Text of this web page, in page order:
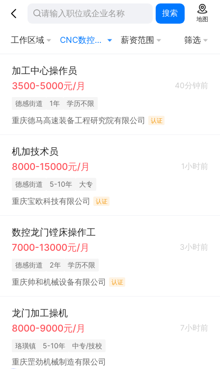
搜索
地图
工作区域 CNC数控操机/编程 薪资范围 筛选
加工中心操作员
3500-5000元/月
40分钟前
德感街道 1年 学历不限
重庆德马高速装备工程研究院有限公司 认证
机加技术员
8000-15000元/月
1小时前
德感街道 5-10年 大专
重庆宝欧科技有限公司 认证
数控龙门镗床操作工
7000-13000元/月
3小时前
德感街道 2年 学历不限
重庆帅和机械设备有限公司 认证
龙门加工操机
8000-9000元/月
7小时前
珞璜镇 5-10年 中专/技校
重庆罡劲机械制造有限公司